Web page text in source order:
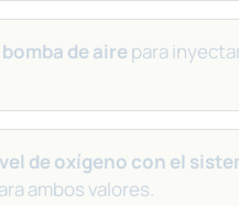
de airepara
de oxígeno con el
ambos valores.